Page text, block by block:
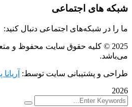
شبکه های اجتماعی
ما را در شبکه‌های اجتماعی دنبال کنید:
2025 © کلیه حقوق سایت محفوظ و
می‌باشد.
طراحی و پشتیبانی سایت توسط: آریانا
2026